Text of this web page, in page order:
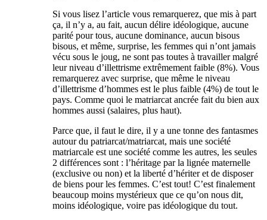
Si vous lisez l’article vous remarquerez, que mis à part
ça, il n’y a, au fait, aucun délire idéologique, aucune
parité pour tous, aucune dominance, aucun bisous
bisous, et même, surprise, les femmes qui n’ont jamais
vécu sous le joug, ne sont pas toutes à travailler malgré
leur niveau d’illettrisme extrêmement faible (8%). Vous
remarquerez avec surprise, que même le niveau
d’illettrisme d’hommes est le plus faible (4%) de tout le
pays. Comme quoi le matriarcat ancrée fait du bien aux
hommes aussi (salaires, plus haut).
Parce que, il faut le dire, il y a une tonne des fantasmes
autour du patriarcat/matriarcat, mais une société
matriarcale est une société comme les autres, les seules
2 différences sont : l’héritage par la lignée maternelle
(exclusive ou non) et la liberté d’hériter et de disposer
de biens pour les femmes. C’est tout! C’est finalement
beaucoup moins mystérieux que ce qu’on nous dit,
moins idéologique, voire pas idéologique du tout.